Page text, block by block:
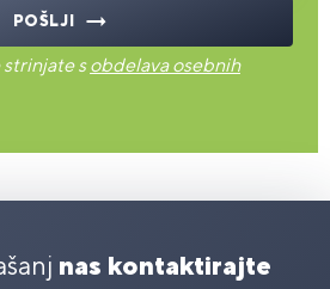
POŠLJI
strinjate sobdelava osebnih
nas kontaktirajte